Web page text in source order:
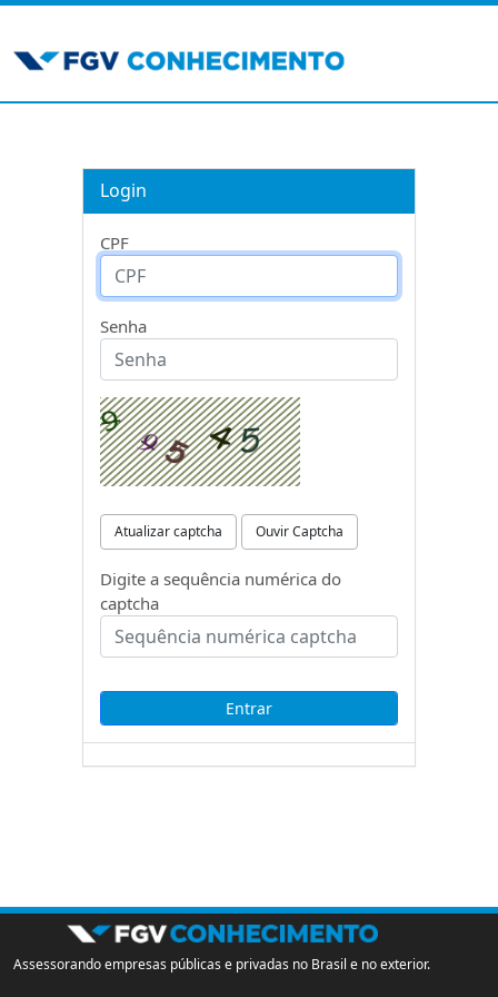
Login
CPF
Senha
Atualizar captcha Ouvir Captcha
Digite a sequência numérica do
captcha
Assessorando empresas públicas e privadas no Brasil e no exterior.